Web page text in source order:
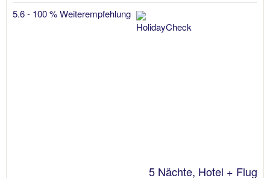
5.6 - 100 % Weiterempfehlung
5 Nächte, Hotel + Flug